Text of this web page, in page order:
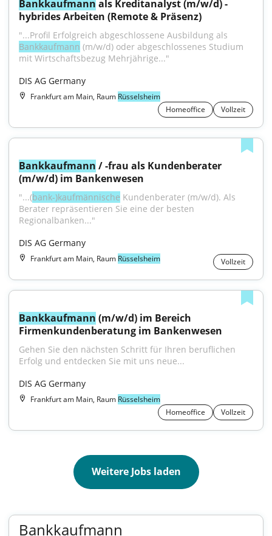
Bankkaufmann als Kreditanalyst (m/w/d) -
hybrides Arbeiten (Remote & Präsenz)
Bankkaufmann (m/w/d) oder abgeschlossenes Studium
mit Wirtschaftsbezug Mehrjährige..."
DIS AG Germany
Frankfurt am Main, Raum Rüsselsheim
Homeoffice
Vollzeit
Bankkaufmann / -frau als Kundenberater
(m/w/d) im Bankenwesen
"...(bank-)kaufmännische Kundenberater (m/w/d). Als
Berater repräsentieren Sie eine der besten
Regionalbanken..."
DIS AG Germany
Frankfurt am Main, Raum Rüsselsheim Vollzeit
Bankkaufmann (m/w/d) im Bereich
Firmenkundenberatung im Bankenwesen
Gehen Sie den nächsten Schritt für Ihren beruflichen
Erfolg und entdecken Sie mit uns neue...
DIS AG Germany
Frankfurt am Main, Raum Rüsselsheim
Homeoffice
Vollzeit
Weitere Jobs laden
Bankkaufmann